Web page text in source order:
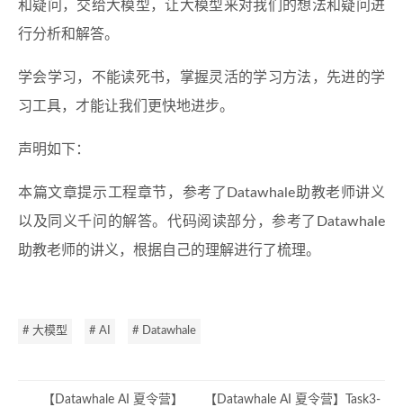
和疑问，交给大模型，让大模型来对我们的想法和疑问进
行分析和解答。
学会学习，不能读死书，掌握灵活的学习方法，先进的学
习工具，才能让我们更快地进步。
声明如下：
本篇文章提示工程章节，参考了Datawhale助教老师讲义
以及同义千问的解答。代码阅读部分，参考了Datawhale
助教老师的讲义，根据自己的理解进行了梳理。
# 大模型 # AI # Datawhale
【Datawhale AI 夏令营】
【Datawhale AI 夏令营】Task3-